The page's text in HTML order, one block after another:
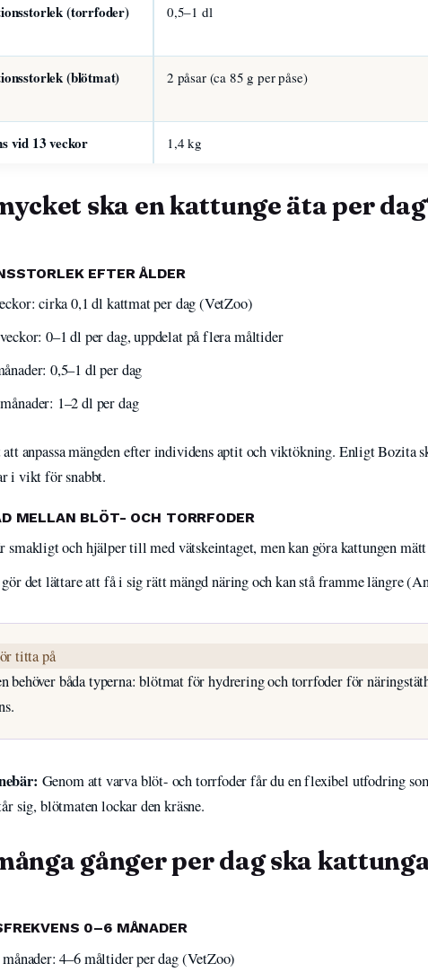
(torrfoder)
0,5–1 dl
(blötmat)
2 påsar (ca 85 g per påse)
vid 13 veckor 1,4 kg
ska en kattunge äta per
EFTER ÅLDER
cirka 0,1 dl kattmat per dag (VetZoo)
0–1 dl per dag, uppdelat på flera måltider
0,5–1 dl per dag
1–2 dl per dag
anpassa mängden efter individens aptit och viktökning. Enligt Bozita
i vikt för snabbt.
MELLAN BLÖT- OCH TORRFODER
smakligt och hjälper till med vätskeintaget, men kan göra kattungen
det lättare att få i sig rätt mängd näring och kan stå framme längre
titta på
behöver båda typerna: blötmat för hydrering och torrfoder för
Genom att varva blöt- och torrfoder får du en flexibel utfodring
sig, blötmaten lockar den kräsne.
gånger per dag ska
0–6 MÅNADER
4–6 måltider per dag (VetZoo)